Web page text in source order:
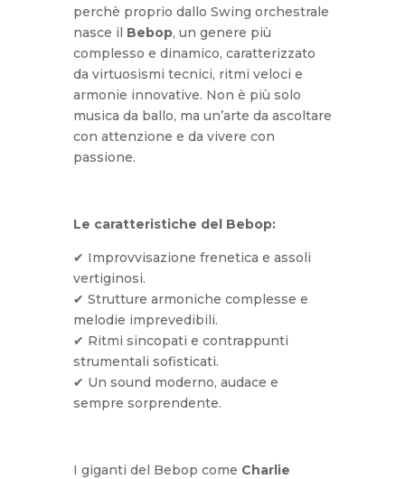
perchè proprio dallo Swing orchestrale
nasce il Bebop, un genere più
complesso e dinamico, caratterizzato
da virtuosismi tecnici, ritmi veloci e
armonie innovative. Non è più solo
musica da ballo, ma un’arte da ascoltare
con attenzione e da vivere con
passione.
Le caratteristiche del Bebop:
✔ Improvvisazione frenetica e assoli
vertiginosi.
✔ Strutture armoniche complesse e
melodie imprevedibili.
✔ Ritmi sincopati e contrappunti
strumentali sofisticati.
✔ Un sound moderno, audace e
sempre sorprendente.
I giganti del Bebop come Charlie